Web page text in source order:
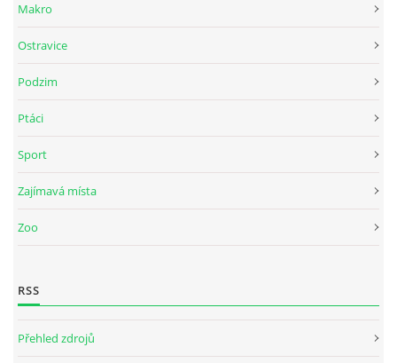
Makro
Ostravice
Podzim
Ptáci
Sport
Zajímavá místa
Zoo
RSS
Přehled zdrojů